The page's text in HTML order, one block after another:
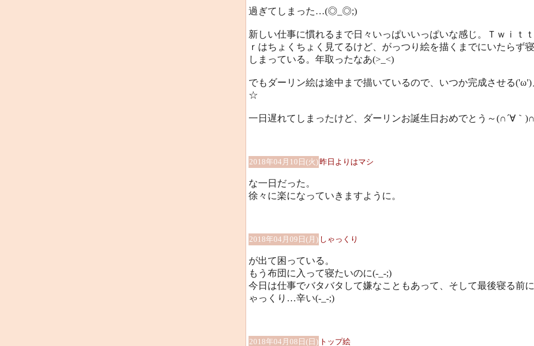
過ぎてしまった…(◎_◎;)
新しい仕事に慣れるまで日々いっぱいいっぱいな感じ。Ｔｗｉｔｔ
ｒはちょくちょく見てるけど、がっつり絵を描くまでにいたらず
しまっている。年取ったなあ(>_<)
でもダーリン絵は途中まで描いているので、いつか完成させる('ω')
☆
一日遅れてしまったけど、ダーリンお誕生日おめでとう～(∩´∀｀
2018年04月10日(火)昨日よりはマシ
な一日だった。
徐々に楽になっていきますように。
2018年04月09日(月) しゃっくり
が出て困っている。
もう布団に入って寝たいのに(-_-;)
今日は仕事でバタバタして嫌なこともあって、そして最後寝る前
ゃっくり…辛い(-_-;)
2018年04月08日(日) トップ絵